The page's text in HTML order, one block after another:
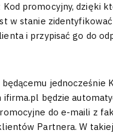
Kod promocyjny, dzięki
w stanie zidentyfikować
i przypisać go do
jednocześnie
ifirma.pl będzie
do e-maili z
Partnera. W